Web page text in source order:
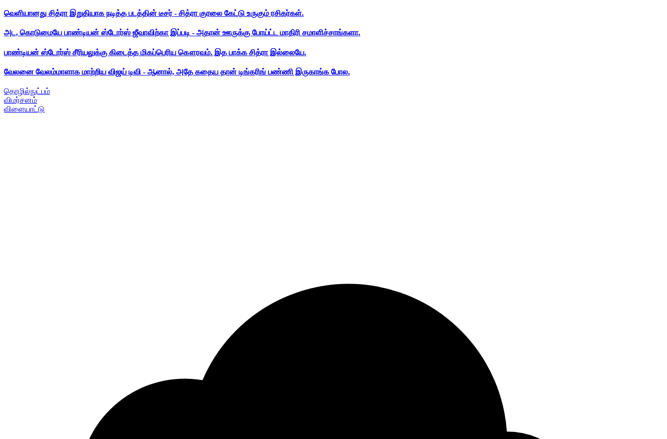
வெளியானது சித்ரா இறுதியாக நடித்த படத்தின் டீசர் - சித்ரா குரலை கேட்டு உருகும் ரசிகர்கள்.
அட, கொடுமையே பாண்டியன் ஸ்டோர்ஸ் ஜீவாவிற்கா இப்படி - அதான் ஊருக்கு போய்ட்ட மாதிரி சமாளிச்சாங்களா.
பாண்டியன் ஸ்டோர்ஸ் சீரியலுக்கு கிடைத்த மிகப்பெரிய கௌரவம். இத பாக்க சித்ரா இல்லையே.
வேலனை வேலம்மாளாக மாற்றிய விஜய் டிவி - ஆனால், அதே கதைய தான் டிங்கரிங் பண்ணி இருகாங்க போல.
தொழில்நுட்பம்
விமர்சனம்
விளையாட்டு